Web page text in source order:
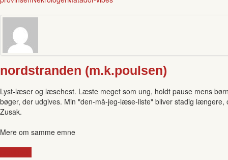
nordstranden (m.k.poulsen)
Lyst-læser og læsehest. Læste meget som ung, holdt pause mens
bøger, der udgives. Min "den-må-jeg-læse-liste" bliver stadig
Zusak.
Mere om samme emne